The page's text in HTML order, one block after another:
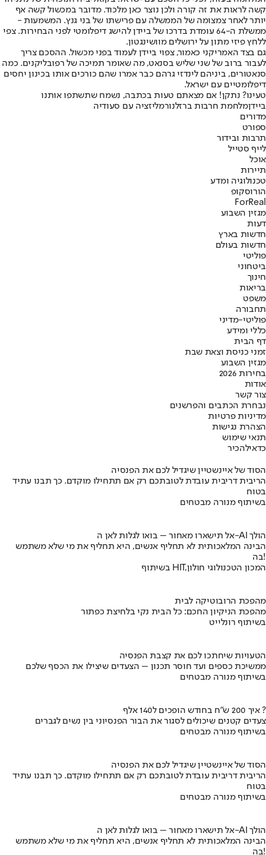
קשה לראות את זה קורה ולכן נוצר כאן מלכוד. מדובר במכשול קשה אף
יותר לאחר צמצומה של הממשלה עם פרישתו של בני גנץ. המשמעות -
ממשלת ה-64 עומדת בדרכו של ביידן להישג דיפלומטי לפני הבחירות. צפי
ללחץ פיזי מתון על ירושלים מוושינגטון.
גם בצד האמריקני כאמור, צפוי ביידן לעמוד בפני מכשול. ההסכם צריך
לעבור ברוב של שני שליש בסנאט, מה שאומר תמיכה של רפובליקנים. כמה
סנאטורים, ביניהם לינדזי גרהם כבר אמרו שהם כורכים אותו בכינון יחסים
דיפלומטיים עם ישראל.
טעינו? נתקן! אם מצאתם טעות בכתבה, נשמח שתשתפו אותנו
ביידןמלחמת חרבות ברזלנורמליזציה עם סעודיה
מדורים
ספורט
תרבות ובידור
לייף סטייל
אוכל
תיירות
טכנולוגיה ומדע
הורוסקופ
ForReal
מגזין השבוע
דעות
חדשות בארץ
חדשות בעולם
פוליטי
ביטחוני
חינוך
בריאות
משפט
תחבורה
פוליטי-מדיני
כללי ומידע
דף הבית
זמני כניסת וצאת שבת
מגזין השבוע
בחירות 2026
אודות
צור קשר
נבחרת הכתבים והפרשנים
מדיניות פרטיות
הצהרת נגישות
תנאי שימוש
כדאילהכיר
הסוד של איינשטיין שיגדיל לכם את הפנסיה
הריבית דריבית עובדת לטובתכם רק אם תתחילו מוקדם. כך תבנו עתיד
בטוח
בשיתוף מנורה מבטחים
אל תישארו מאחור – בואו לגלות לאן ה-AI הולך
הבינה המלאכותית לא תחליף אנשים, היא תחליף את מי שלא משתמש
בה!
בשיתוף HIT,המכון הטכנולוגי חולון
מהפכת הרובוטיקה לבית
מהפכת הניקיון החכם: כל הבית נקי בלחיצת כפתור
בשיתוף רונלייט
הטעויות שיחתכו לכם את קצבת הפנסיה
ממשיכת כספים ועד חוסר תכנון – הצעדים שיצילו את הכסף שלכם
בשיתוף מנורה מבטחים
איך 200 ש"ח בחודש הופכים ל140 אלף ?
צעדים קטנים שיכולים לסגור את הבור הפנסיוני בין נשים לגברים
בשיתוף מנורה מבטחים
הסוד של איינשטיין שיגדיל לכם את הפנסיה
הריבית דריבית עובדת לטובתכם רק אם תתחילו מוקדם. כך תבנו עתיד
בטוח
בשיתוף מנורה מבטחים
אל תישארו מאחור – בואו לגלות לאן ה-AI הולך
הבינה המלאכותית לא תחליף אנשים, היא תחליף את מי שלא משתמש
בה!